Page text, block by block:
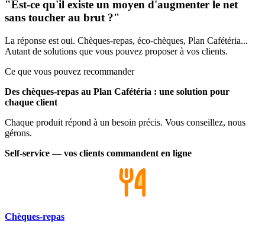
"Est-ce qu'il existe un moyen d'augmenter le net
sans toucher au brut ?"
La réponse est oui. Chèques-repas, éco-chèques, Plan Cafétéria...
Autant de solutions que vous pouvez proposer à vos clients.
Ce que vous pouvez recommander
Des chèques-repas au Plan Cafétéria : une solution pour
chaque client
Chaque produit répond à un besoin précis. Vous conseillez, nous
gérons.
Self-service — vos clients commandent en ligne
Chèques-repas